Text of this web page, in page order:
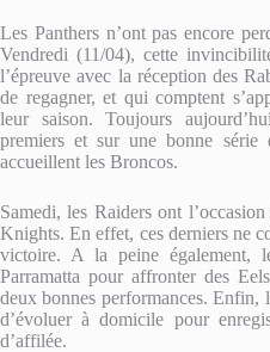
Les Panthers n’ont pas encore
Vendredi (11/04), cette
l’épreuve avec la réception des
de regagner, et qui comptent
leur saison. Toujours
premiers et sur une bonne
accueillent les Broncos.
Samedi, les Raiders ont
Knights. En effet, ces derniers ne
victoire. A la peine également,
Parramatta pour affronter des
deux bonnes performances. Enfin,
d’évoluer à domicile pour
d’affilée.